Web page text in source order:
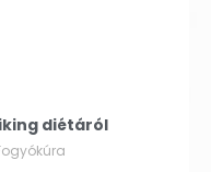
diétáról